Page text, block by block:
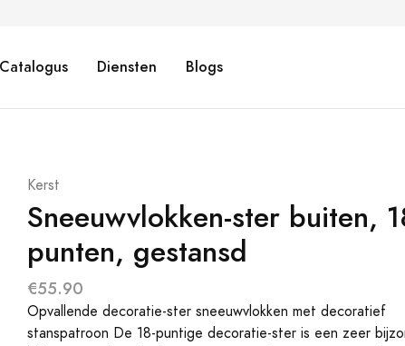
Catalogus Diensten Blogs
Kerst
Sneeuwvlokken-ster buiten,
punten, gestansd
€55.90
Opvallende decoratie-ster sneeuwvlokken met decoratief
stanspatroon De 18-puntige decoratie-ster is een zeer